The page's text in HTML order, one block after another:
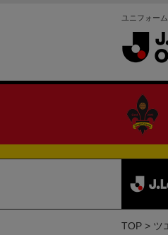
ユニフォー
TOP ツ